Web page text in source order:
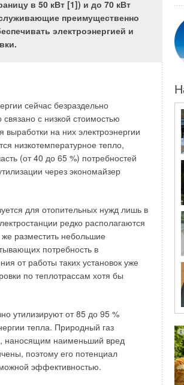
в 50 кВт [1]) и до 70 кВт
преимущественно
электроэнергией и
сейчас безраздельно
с низкой стоимостью
на них электроэнергии
низкотемпературное тепло,
(от 40 до 65 %) потребностей
через экономайзер
для отопительных нужд лишь в
редко располагаются
разместить небольшие
потребность в
от работы таких установок уже
по теплотрассам хотя бы
утилизируют от 85 до 95 %
тепла. Природный газ
наносящим наименьший вред
поэтому его потенциал
эффективностью.
сделать компетентный выбор
ее качества. Но не только это
регулирования. Поэтому за
С.О.К. обратился к эксперту в
машиностроения Геннадию
область применения
порядке, постоянно
проведение
нашей страны сегодня, является
№ 184-ФЗ «Об общих принципах
и исполнительных органов
Федерации» (в частности, ст.
изменения внесены в него
эксперта, для проведения
оформлением сертификата на
по сертификации